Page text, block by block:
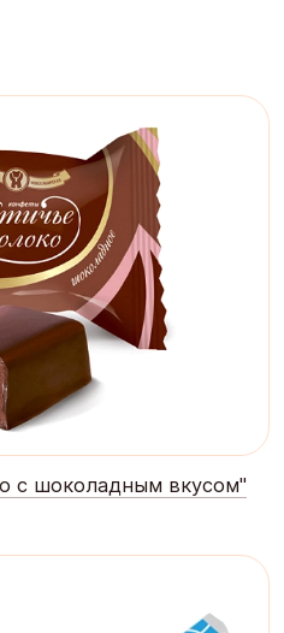
с шоколадным вкусом"